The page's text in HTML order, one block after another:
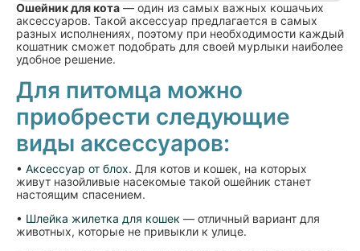
Ошейник для кота — один из самых важных кошачьих
аксессуаров. Такой аксессуар предлагается в самых
разных исполнениях, поэтому при необходимости каждый
кошатник сможет подобрать для своей мурлыки наиболее
удобное решение.
Для питомца можно
приобрести следующие
виды аксессуаров:
• Аксессуар от блох. Для котов и кошек, на которых
живут назойливые насекомые такой ошейник станет
настоящим спасением.
• Шлейка жилетка для кошек — отличный вариант для
животных, которые не привыкли к улице.